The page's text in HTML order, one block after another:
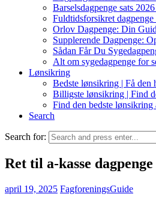
Barselsdagpenge sats
Fuldtidsforsikret
Orlov Dagpenge: Din
Supplerende Dagpenge:
Sådan Får Du
Alt om sygedagpenge for
Lønsikring
Bedste lønsikring | Få
Billigste lønsikring | Find
Find den bedste
Search
Search for:
Ret til a-kasse
april 19, 2025 FagforeningsGuide